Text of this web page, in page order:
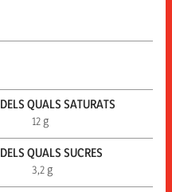
DELS QUALS SATURATS
12 g
DELS QUALS SUCRES
3,2 g